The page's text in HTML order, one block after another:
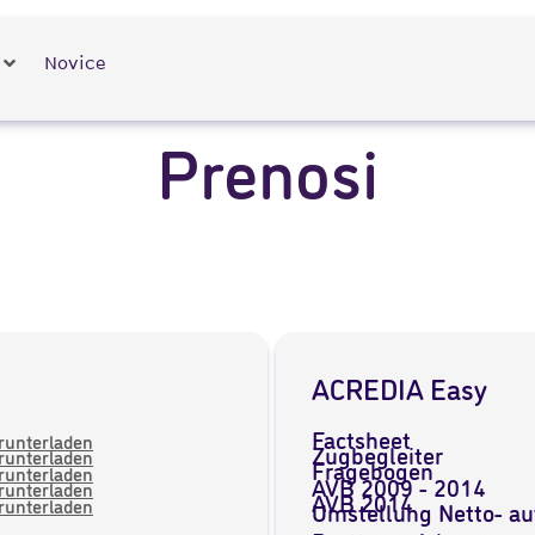
Novice
Prenosi
ACREDIA Easy
Factsheet
Zugbegleiter
Fragebogen
AVB 2009 - 2014
AVB 2014
Umstellung Netto-